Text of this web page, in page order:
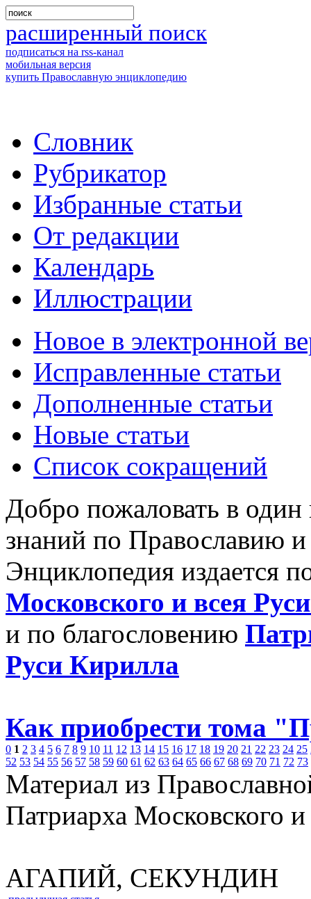
расширенный поиск
подписаться на rss-канал
мобильная версия
купить Православную энциклопедию
Словник
Рубрикатор
Избранные статьи
От редакции
Календарь
Иллюстрации
Новое в электронной
Исправленные статьи
Дополненные статьи
Новые статьи
Список сокращений
Добро пожаловать в
знаний по Православию
Энциклопедия издается
Московского и всея
и по благословению
Руси Кирилла
Как приобрести тома
0 1 2 3 4 5 6 7 8 9 10 11 12 13 14 15 16 17 18 19 20 21 22 23 24 25
52 53 54 55 56 57 58 59 60 61 62 63 64 65 66 67 68 69 70 71 72 73
Материал из
Патриарха Московского
АГАПИЙ, СЕКУНДИН